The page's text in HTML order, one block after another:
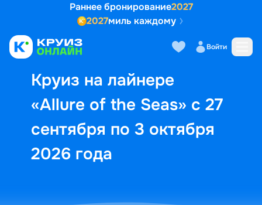
Раннее бронирование2027
2027миль каждому
Войти
Круиз на лайнере
«Allure of the Seas» с 27
сентября по 3 октября
2026 года
Выбор кают Маршрут и